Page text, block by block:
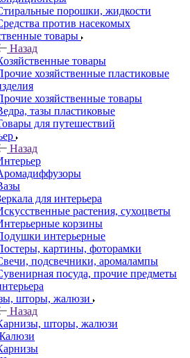
порошки, жидкости
против насекомых
товары
Назад
товары
хозяйственные пластиковые
хозяйственные товары
тазы пластиковые
для путешествий
Назад
для интерьера
растения, сухоцветы
корзины
интерьерные
картины, фоторамки
подсвечники, аромалампы
посуда, прочие предметы
шторы, жалюзи
Назад
шторы, жалюзи